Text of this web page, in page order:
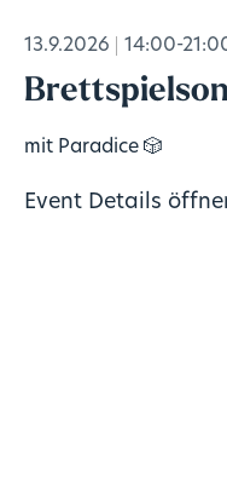
13.9.2026 14:00-
mit Paradice 🎲
Event Details